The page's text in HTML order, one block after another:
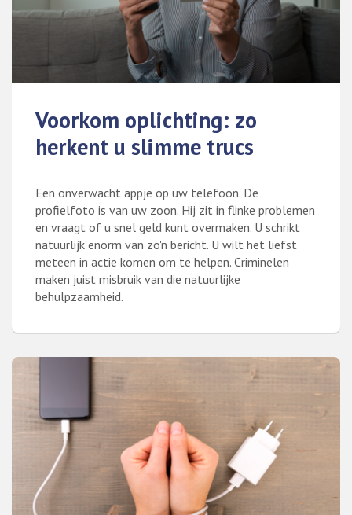
Voorkom oplichting: zo
herkent u slimme trucs
Een onverwacht appje op uw telefoon. De
profielfoto is van uw zoon. Hij zit in flinke problemen
en vraagt of u snel geld kunt overmaken. U schrikt
natuurlijk enorm van zo'n bericht. U wilt het liefst
meteen in actie komen om te helpen. Criminelen
maken juist misbruik van die natuurlijke
behulpzaamheid.